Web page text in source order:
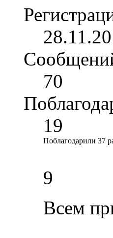
70
19
Поблагодарили 37
9
Всем